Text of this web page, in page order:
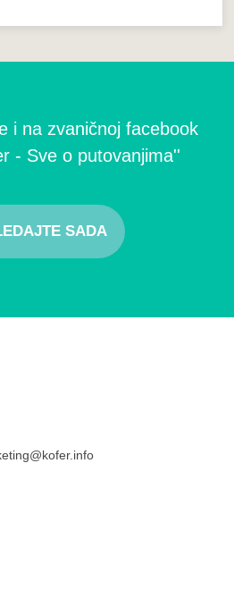
i na zvaničnoj facebook
- Sve o putovanjima''
SADA